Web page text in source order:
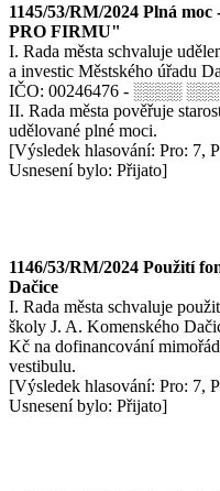
1145/53/RM/2024 Plná
PRO FIRMU"
I. Rada města schvaluje
a investic Městského úřadu
IČO: 00246476 - ░░░░
II. Rada města pověřuje
udělované plné moci.
[Výsledek hlasování: Pro: 7,
Usnesení bylo: Přijato]
1146/53/RM/2024 Použití
Dačice
I. Rada města schvaluje
školy J. A. Komenského
Kč na dofinancování
vestibulu.
[Výsledek hlasování: Pro: 7,
Usnesení bylo: Přijato]